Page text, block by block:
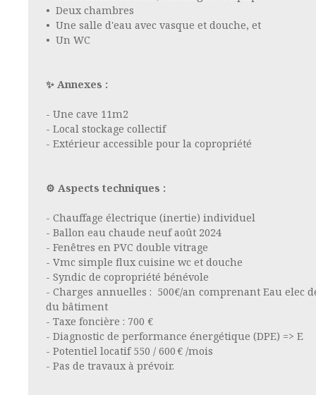
Deux chambres
Une salle d'eau avec vasque et douche, et
Un WC
✨ Annexes :
- Une cave 11m2
- Local stockage collectif
- Extérieur accessible pour la copropriété
⚙️ Aspects techniques :
- Chauffage électrique (inertie) individuel
- Ballon eau chaude neuf août 2024
- Fenêtres en PVC double vitrage
- Vmc simple flux cuisine wc et douche
- Syndic de copropriété bénévole
- Charges annuelles : 500€/an comprenant Eau elec
du bâtiment
- Taxe foncière : 700 €
- Diagnostic de performance énergétique (DPE) => E
- Potentiel locatif 550 / 600 € /mois
- Pas de travaux à prévoir.